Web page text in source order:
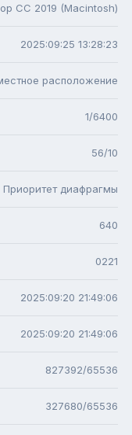
CC 2019 (Macintosh)
2025:09:25 13:28:23
расположение
1/6400
56/10
Приоритет диафрагмы
640
0221
2025:09:20 21:49:06
2025:09:20 21:49:06
827392/65536
327680/65536